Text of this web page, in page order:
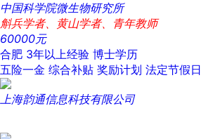
中国科学院微生物研究所
斛兵学者、黄山学者、青年教师
60000元
合肥 3年以上经验 博士学历
五险一金 综合补贴 奖励计划 法定节假日
上海韵通信息科技有限公司